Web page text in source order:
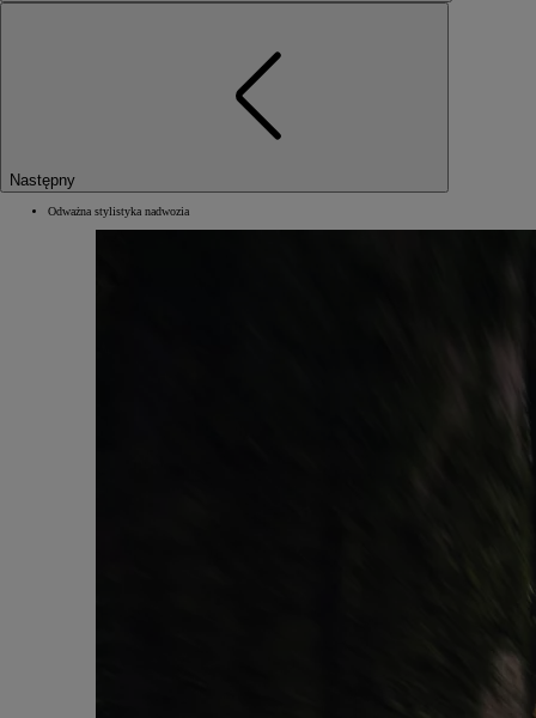
Następny
Odważna stylistyka nadwozia